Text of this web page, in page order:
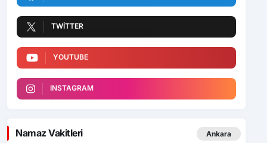
TWITTER
YOUTUBE
INSTAGRAM
Namaz Vakitleri Ankara